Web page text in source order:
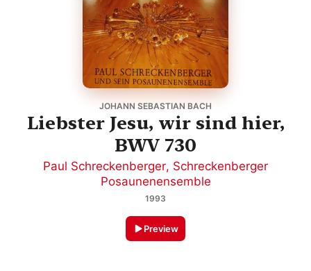
JOHANN SEBASTIAN BACH
Liebster Jesu, wir sind hier,
BWV 730
Paul Schreckenberger, Schreckenberger
Posaunenensemble
1993
Preview